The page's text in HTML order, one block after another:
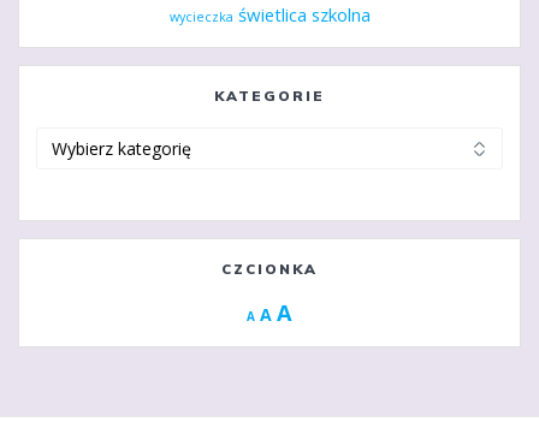
wycieczka świetlica szkolna
KATEGORIE
CZCIONKA
A Decrease
A Reset
A